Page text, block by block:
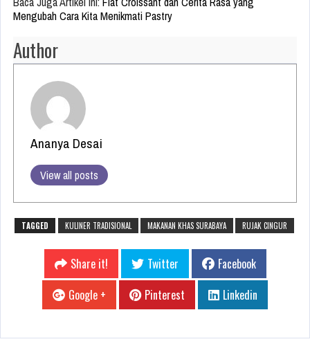
Mengubah Cara Kita Menikmati Pastry
Author
Ananya Desai
View all posts
TAGGED KULINER TRADISIONAL MAKANAN KHAS SURABAYA RUJAK CINGUR
Share it! Twitter
Facebook
Google +
Pinterest Linkedin